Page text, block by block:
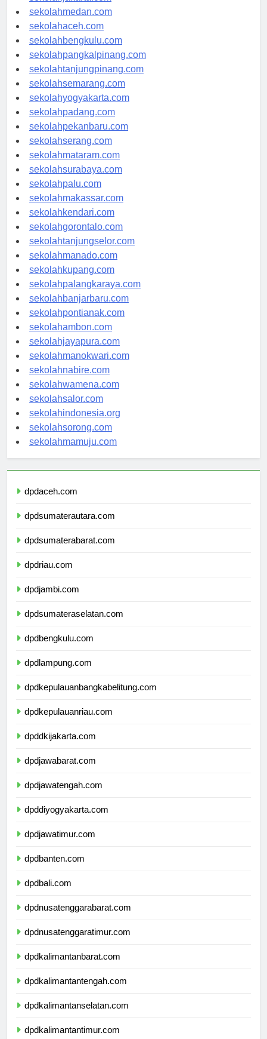
sekolahjakarta.com
sekolahmedan.com
sekolahaceh.com
sekolahbengkulu.com
sekolahpangkalpinang.com
sekolahtanjungpinang.com
sekolahsemarang.com
sekolahyogyakarta.com
sekolahpadang.com
sekolahpekanbaru.com
sekolahserang.com
sekolahmataram.com
sekolahsurabaya.com
sekolahpalu.com
sekolahmakassar.com
sekolahkendari.com
sekolahgorontalo.com
sekolahtanjungselor.com
sekolahmanado.com
sekolahkupang.com
sekolahpalangkaraya.com
sekolahbanjarbaru.com
sekolahpontianak.com
sekolahambon.com
sekolahjayapura.com
sekolahmanokwari.com
sekolahnabire.com
sekolahwamena.com
sekolahsalor.com
sekolahindonesia.org
sekolahsorong.com